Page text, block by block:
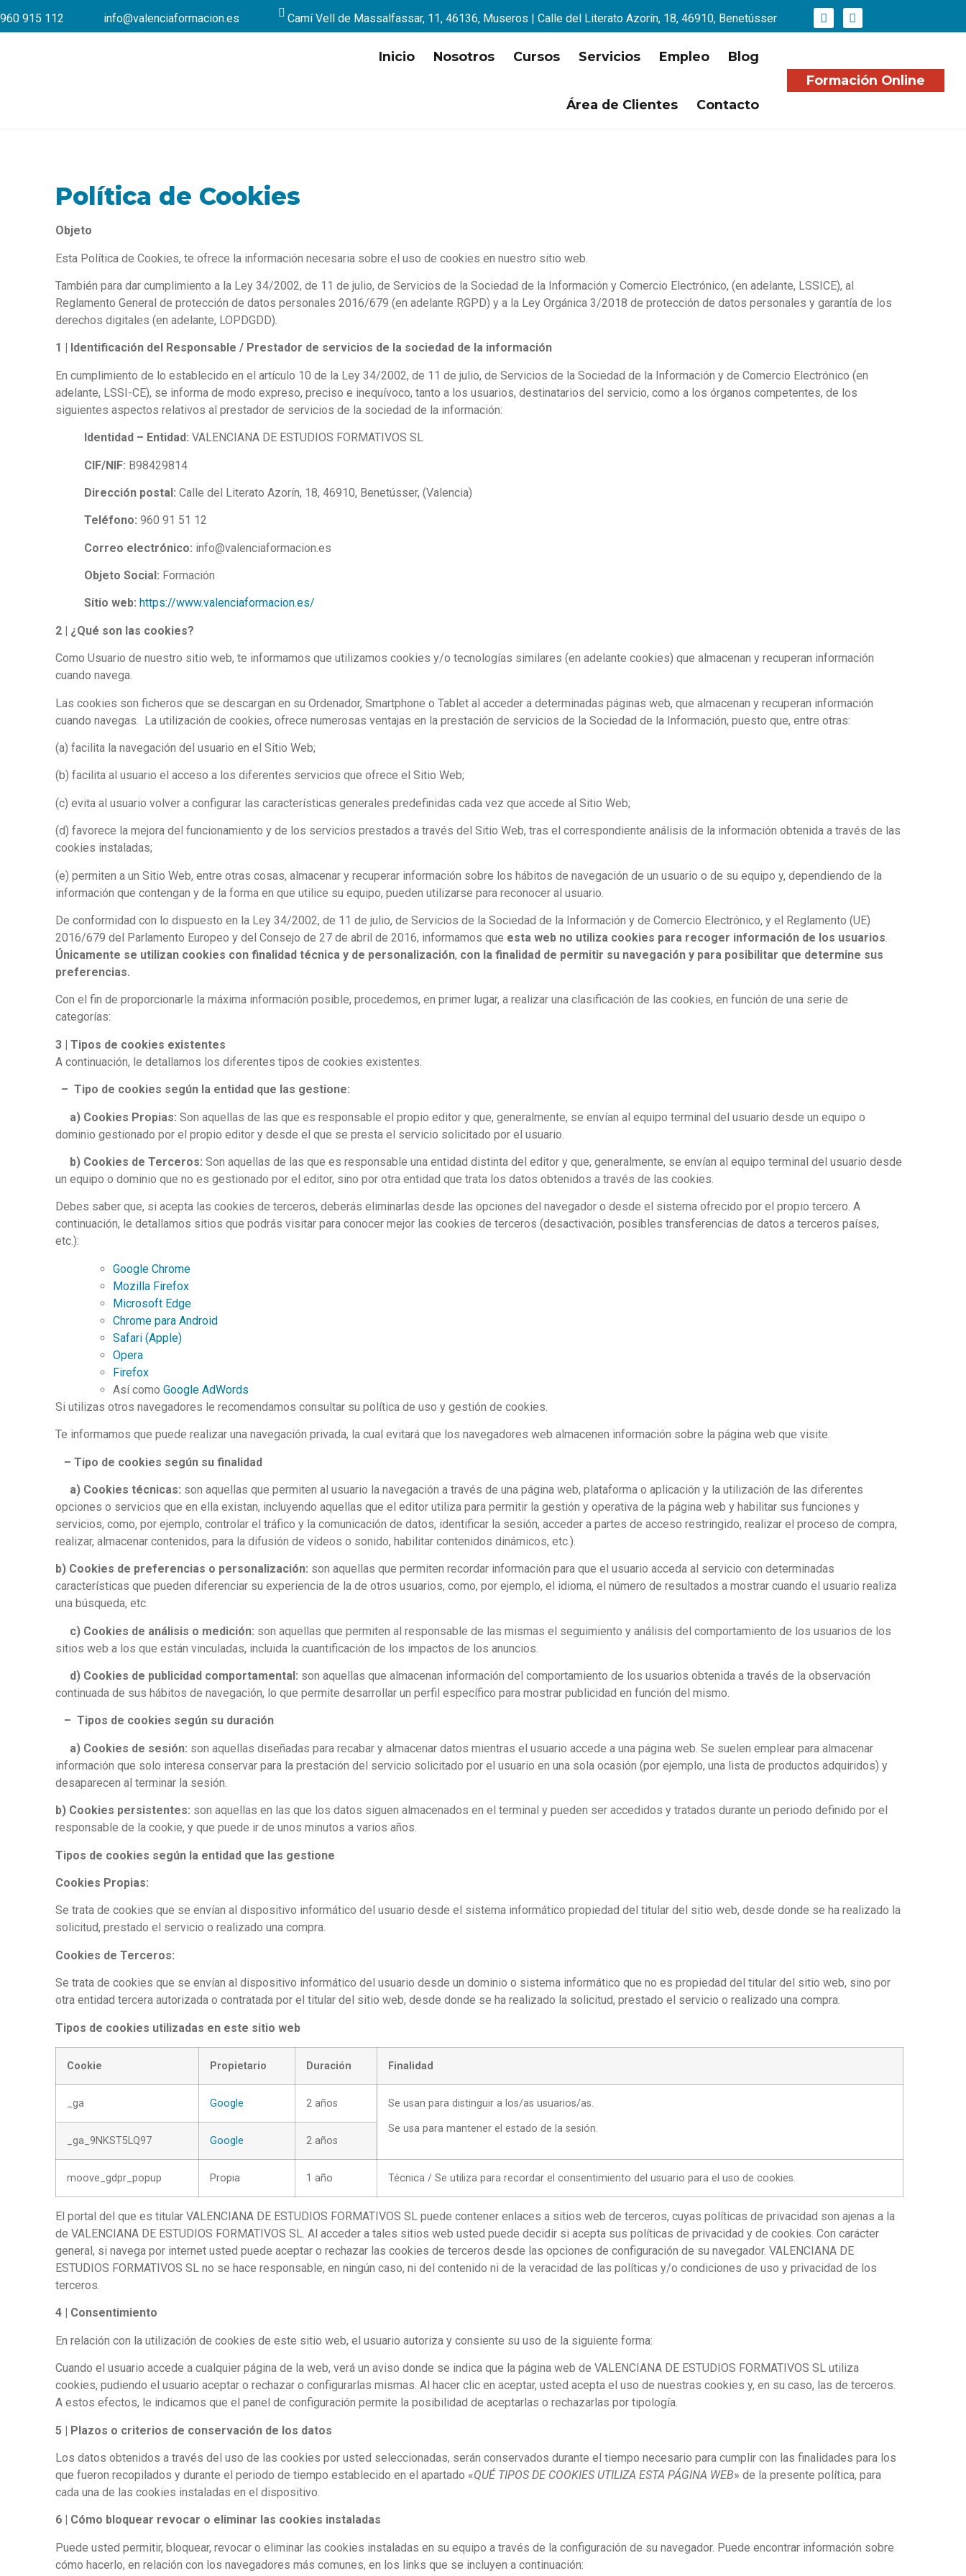
960 915 112 info@valenciaformacion.es Camí Vell de Massalfassar, 11, 46136, Museros | Calle del Literato Azorín, 18, 46910, Benetússer
Inicio Nosotros Cursos Servicios Empleo Blog
Área de Clientes Contacto
Formación Online
Política de Cookies
Objeto
Esta Política de Cookies, te ofrece la información necesaria sobre el uso de cookies en nuestro sitio web.
También para dar cumplimiento a la Ley 34/2002, de 11 de julio, de Servicios de la Sociedad de la Información y Comercio Electrónico, (en adelante, LSSICE), al
Reglamento General de protección de datos personales 2016/679 (en adelante RGPD) y a la Ley Orgánica 3/2018 de protección de datos personales y garantía de los
derechos digitales (en adelante, LOPDGDD).
1 | Identificación del Responsable / Prestador de servicios de la sociedad de la información
En cumplimiento de lo establecido en el artículo 10 de la Ley 34/2002, de 11 de julio, de Servicios de la Sociedad de la Información y de Comercio Electrónico (en
adelante, LSSI-CE), se informa de modo expreso, preciso e inequívoco, tanto a los usuarios, destinatarios del servicio, como a los órganos competentes, de los
siguientes aspectos relativos al prestador de servicios de la sociedad de la información:
Identidad – Entidad: VALENCIANA DE ESTUDIOS FORMATIVOS SL
CIF/NIF: B98429814
Dirección postal: Calle del Literato Azorín, 18, 46910, Benetússer, (Valencia)
Teléfono: 960 91 51 12
Correo electrónico: info@valenciaformacion.es
Objeto Social: Formación
Sitio web: https://www.valenciaformacion.es/
2 | ¿Qué son las cookies?
Como Usuario de nuestro sitio web, te informamos que utilizamos cookies y/o tecnologías similares (en adelante cookies) que almacenan y recuperan información
cuando navega.
Las cookies son ficheros que se descargan en su Ordenador, Smartphone o Tablet al acceder a determinadas páginas web, que almacenan y recuperan información
cuando navegas. La utilización de cookies, ofrece numerosas ventajas en la prestación de servicios de la Sociedad de la Información, puesto que, entre otras:
(a) facilita la navegación del usuario en el Sitio Web;
(b) facilita al usuario el acceso a los diferentes servicios que ofrece el Sitio Web;
(c) evita al usuario volver a configurar las características generales predefinidas cada vez que accede al Sitio Web;
(d) favorece la mejora del funcionamiento y de los servicios prestados a través del Sitio Web, tras el correspondiente análisis de la información obtenida a través de las
cookies instaladas;
(e) permiten a un Sitio Web, entre otras cosas, almacenar y recuperar información sobre los hábitos de navegación de un usuario o de su equipo y, dependiendo de la
información que contengan y de la forma en que utilice su equipo, pueden utilizarse para reconocer al usuario.
De conformidad con lo dispuesto en la Ley 34/2002, de 11 de julio, de Servicios de la Sociedad de la Información y de Comercio Electrónico, y el Reglamento (UE)
2016/679 del Parlamento Europeo y del Consejo de 27 de abril de 2016, informamos que esta web no utiliza cookies para recoger información de los usuarios.
Únicamente se utilizan cookies con finalidad técnica y de personalización, con la finalidad de permitir su navegación y para posibilitar que determine sus
preferencias.
Con el fin de proporcionarle la máxima información posible, procedemos, en primer lugar, a realizar una clasificación de las cookies, en función de una serie de
categorías:
3 | Tipos de cookies existentes
A continuación, le detallamos los diferentes tipos de cookies existentes:
– Tipo de cookies según la entidad que las gestione:
a) Cookies Propias:Son aquellas de las que es responsable el propio editor y que, generalmente, se envían al equipo terminal del usuario desde un equipo o
dominio gestionado por el propio editor y desde el que se presta el servicio solicitado por el usuario.
b) Cookies de Terceros:Son aquellas de las que es responsable una entidad distinta del editor y que, generalmente, se envían al equipo terminal del usuario desde
un equipo o dominio que no es gestionado por el editor, sino por otra entidad que trata los datos obtenidos a través de las cookies.
Debes saber que, si acepta las cookies de terceros, deberás eliminarlas desde las opciones del navegador o desde el sistema ofrecido por el propio tercero. A
continuación, le detallamos sitios que podrás visitar para conocer mejor las cookies de terceros (desactivación, posibles transferencias de datos a terceros países,
etc.):
Google Chrome
Mozilla Firefox
Microsoft Edge
Chrome para Android
Safari (Apple)
Opera
Firefox
Así comoGoogle AdWords
Si utilizas otros navegadores le recomendamos consultar su política de uso y gestión de cookies.
Te informamos que puede realizar una navegación privada, la cual evitará que los navegadores web almacenen información sobre la página web que visite.
– Tipo de cookies según su finalidad
a) Cookies técnicas: son aquellas que permiten al usuario la navegación a través de una página web, plataforma o aplicación y la utilización de las diferentes
opciones o servicios que en ella existan, incluyendo aquellas que el editor utiliza para permitir la gestión y operativa de la página web y habilitar sus funciones y
servicios, como, por ejemplo, controlar el tráfico y la comunicación de datos, identificar la sesión, acceder a partes de acceso restringido, realizar el proceso de compra,
realizar, almacenar contenidos, para la difusión de vídeos o sonido, habilitar contenidos dinámicos, etc.).
b) Cookies de preferencias o personalización: son aquellas que permiten recordar información para que el usuario acceda al servicio con determinadas
características que pueden diferenciar su experiencia de la de otros usuarios, como, por ejemplo, el idioma, el número de resultados a mostrar cuando el usuario realiza
una búsqueda, etc.
c) Cookies de análisis o medición: son aquellas que permiten al responsable de las mismas el seguimiento y análisis del comportamiento de los usuarios de los
sitios web a los que están vinculadas, incluida la cuantificación de los impactos de los anuncios.
d) Cookies de publicidad comportamental: son aquellas que almacenan información del comportamiento de los usuarios obtenida a través de la observación
continuada de sus hábitos de navegación, lo que permite desarrollar un perfil específico para mostrar publicidad en función del mismo.
– Tipos de cookies según su duración
a) Cookies de sesión: son aquellas diseñadas para recabar y almacenar datos mientras el usuario accede a una página web. Se suelen emplear para almacenar
información que solo interesa conservar para la prestación del servicio solicitado por el usuario en una sola ocasión (por ejemplo, una lista de productos adquiridos) y
desaparecen al terminar la sesión.
b) Cookies persistentes: son aquellas en las que los datos siguen almacenados en el terminal y pueden ser accedidos y tratados durante un periodo definido por el
responsable de la cookie, y que puede ir de unos minutos a varios años.
Tipos de cookies según la entidad que las gestione
Cookies Propias:
Se trata de cookies que se envían al dispositivo informático del usuario desde el sistema informático propiedad del titular del sitio web, desde donde se ha realizado la
solicitud, prestado el servicio o realizado una compra.
Cookies de Terceros:
Se trata de cookies que se envían al dispositivo informático del usuario desde un dominio o sistema informático que no es propiedad del titular del sitio web, sino por
otra entidad tercera autorizada o contratada por el titular del sitio web, desde donde se ha realizado la solicitud, prestado el servicio o realizado una compra.
Tipos de cookies utilizadas en este sitio web
Cookie Propietario Duración Finalidad
_ga Google 2 años Se usan para distinguir a los/as usuarios/as.
Se usa para mantener el estado de la sesión.
_ga_9NKST5LQ97
Google 2 años
moove_gdpr_popup Propia 1 año Técnica / Se utiliza para recordar el consentimiento del usuario para el uso de cookies.
El portal del que es titular VALENCIANA DE ESTUDIOS FORMATIVOS SL puede contener enlaces a sitios web de terceros, cuyas políticas de privacidad son ajenas a la
de VALENCIANA DE ESTUDIOS FORMATIVOS SL. Al acceder a tales sitios web usted puede decidir si acepta sus políticas de privacidad y de cookies. Con carácter
general, si navega por internet usted puede aceptar o rechazar las cookies de terceros desde las opciones de configuración de su navegador. VALENCIANA DE
ESTUDIOS FORMATIVOS SL no se hace responsable, en ningún caso, ni del contenido ni de la veracidad de las políticas y/o condiciones de uso y privacidad de los
terceros.
4 | Consentimiento
En relación con la utilización de cookies de este sitio web, el usuario autoriza y consiente su uso de la siguiente forma:
Cuando el usuario accede a cualquier página de la web, verá un aviso donde se indica que la página web de VALENCIANA DE ESTUDIOS FORMATIVOS SL utiliza
cookies, pudiendo el usuario aceptar o rechazar o configurarlas mismas. Al hacer clic en aceptar, usted acepta el uso de nuestras cookies y, en su caso, las de terceros.
A estos efectos, le indicamos que el panel de configuración permite la posibilidad de aceptarlas o rechazarlas por tipología.
5 | Plazos o criterios de conservación de los datos
Los datos obtenidos a través del uso de las cookies por usted seleccionadas, serán conservados durante el tiempo necesario para cumplir con las finalidades para los
que fueron recopilados y durante el periodo de tiempo establecido en el apartado «QUÉ TIPOS DE COOKIES UTILIZA ESTA PÁGINA WEB» de la presente política, para
cada una de las cookies instaladas en el dispositivo.
6 | Cómo bloquear revocar o eliminar las cookies instaladas
Puede usted permitir, bloquear, revocar o eliminar las cookies instaladas en su equipo a través de la configuración de su navegador. Puede encontrar información sobre
cómo hacerlo, en relación con los navegadores más comunes, en los links que se incluyen a continuación: